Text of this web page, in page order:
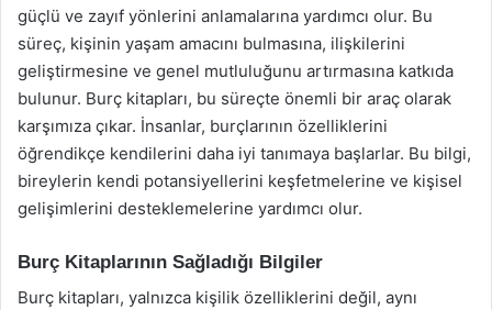
güçlü ve zayıf yönlerini anlamalarına yardımcı olur. Bu
süreç, kişinin yaşam amacını bulmasına, ilişkilerini
geliştirmesine ve genel mutluluğunu artırmasına katkıda
bulunur. Burç kitapları, bu süreçte önemli bir araç olarak
karşımıza çıkar. İnsanlar, burçlarının özelliklerini
öğrendikçe kendilerini daha iyi tanımaya başlarlar. Bu bilgi,
bireylerin kendi potansiyellerini keşfetmelerine ve kişisel
gelişimlerini desteklemelerine yardımcı olur.
Burç Kitaplarının Sağladığı Bilgiler
Burç kitapları, yalnızca kişilik özelliklerini değil, aynı